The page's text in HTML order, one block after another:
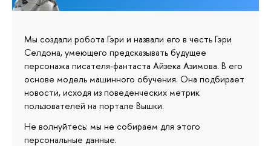
Мы создали робота Гэри и назвали его в честь Гэри
Селдона, умеющего предсказывать будущее
персонажа писателя-фантаста Айзека Азимова. В его
основе модель машинного обучения. Она подбирает
новости, исходя из поведенческих метрик
пользователей на портале Вышки.
Не волнуйтесь: мы не собираем для этого
персональные данные.